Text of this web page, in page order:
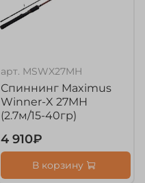
арт. MSWX27MH
Спиннинг Maximus
Winner-X 27MH
(2.7м/15-40гр)
4 910₽
В корзину